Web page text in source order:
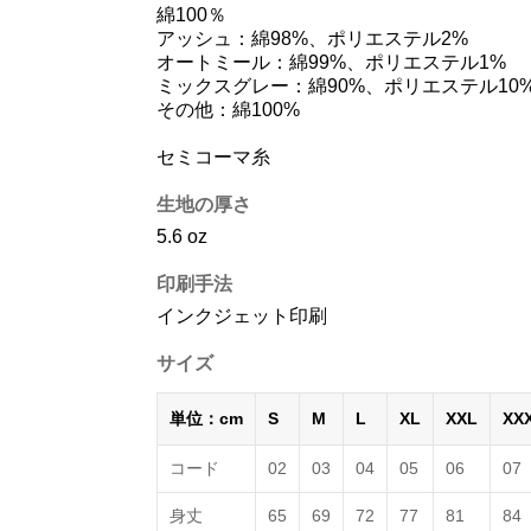
綿100％
アッシュ：綿98%、ポリエステル2%
オートミール：綿99%、ポリエステル1%
ミックスグレー：綿90%、ポリエステル
その他：綿100%
セミコーマ糸
生地の厚さ
5.6 oz
印刷手法
インクジェット印刷
サイズ
単位：cm S M L XL XXL
コード 02 03 04 05 06 07
身丈 65 69 72 77 81 84